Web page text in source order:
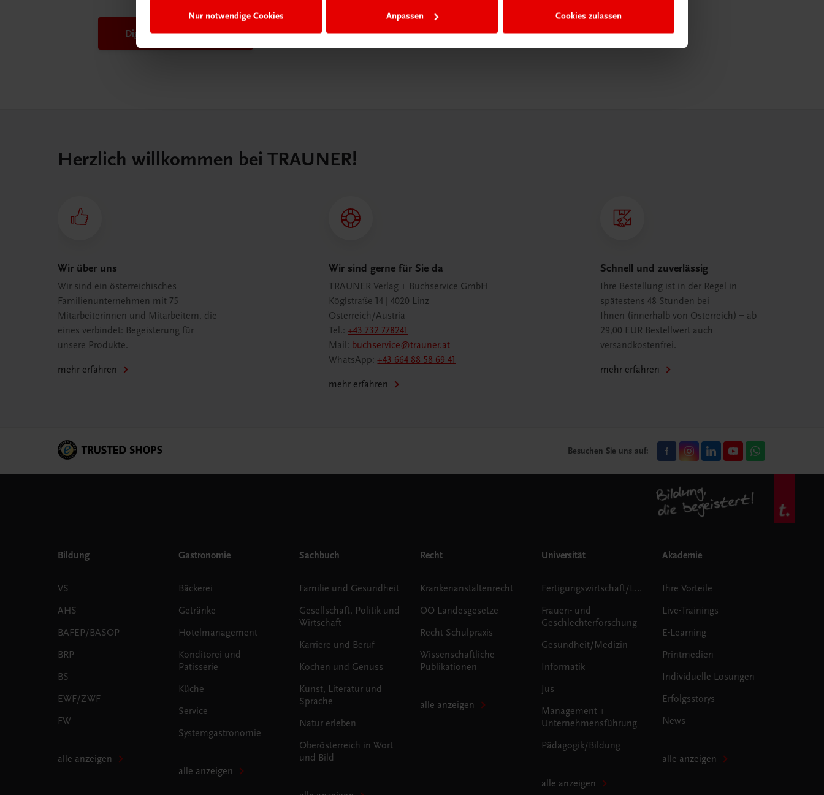
Nur notwendige Cookies Anpassen Cookies zulassen
DigiBox für Lehrer/innen
Herzlich willkommen bei TRAUNER!
Wir über uns
Wir sind ein österreichisches
Familienunternehmen mit 75
Mitarbeiterinnen und Mitarbeitern, die
eines verbindet: Begeisterung für
unsere Produkte.
mehr erfahren
Wir sind gerne für Sie da
TRAUNER Verlag + Buchservice GmbH
Köglstraße 14 | 4020 Linz
Österreich/Austria
Tel.:+43 732 778241
Mail: buchservice@trauner.at
WhatsApp:+43 664 88 58 69 41
mehr erfahren
Schnell und zuverlässig
Ihre Bestellung ist in der Regel in
spätestens 48 Stunden bei
Ihnen (innerhalb von Österreich) – ab
29,00 EUR Bestellwert auch
versandkostenfrei.
mehr erfahren
Besuchen Sie uns auf:
Bildung
VS
AHS
BAFEP/BASOP
BRP
BS
EWF/ZWF
FW
alle anzeigen
Gastronomie
Bäckerei
Getränke
Hotelmanagement
Konditorei und
Patisserie
Küche
Service
Systemgastronomie
alle anzeigen
Sachbuch
Familie und Gesundheit
Gesellschaft, Politik und
Wirtschaft
Karriere und Beruf
Kochen und Genuss
Kunst, Literatur und
Sprache
Natur erleben
Oberösterreich in Wort
und Bild
Recht
Krankenanstaltenrecht
OÖ Landesgesetze
Recht Schulpraxis
Wissenschaftliche
Publikationen
alle anzeigen
Universität
Fertigungswirtschaft/Logistik
Frauen- und
Geschlechterforschung
Gesundheit/Medizin
Informatik
Jus
Management +
Unternehmensführung
Pädagogik/Bildung
alle anzeigen
Akademie
Ihre Vorteile
Live-Trainings
E-Learning
Printmedien
Individuelle Lösungen
Erfolgsstorys
News
alle anzeigen